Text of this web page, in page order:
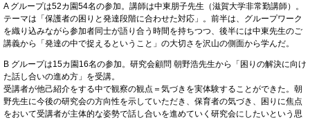
A グループは52カ園54名の参加。講師は中東朋子先生（滋賀大学非常勤講師）。
テーマは「保護者の困りと発達段階に合わせた対応」。前半は、グループワーク
を織り込みながら参加者同士が語り合う時間を持ちつつ、後半には中東先生のご
講義から「発達の中で捉えるということ」の大切さを沢山の側面から学んだ。
B グループは15カ園16名の参加。研究会顧問 朝野浩先生から「困りの解決に向け
た話し合いの進め方」を受講。
受講者が他己紹介をする中で観察の観点＝気づきを実体験することができた。朝
野先生に今後の研究会の方向性を示していただき、保育者の気づき、困りに焦点
をおいて受講者が主体的な姿勢で話し合いを進めていく研究会にしたいという思